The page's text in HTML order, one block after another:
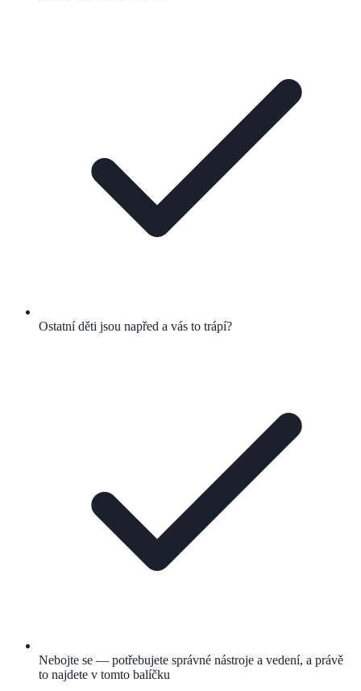
Ostatní děti jsou napřed a vás to trápí?
Nebojte se — potřebujete správné nástroje a vedení, a právě
to najdete v tomto balíčku